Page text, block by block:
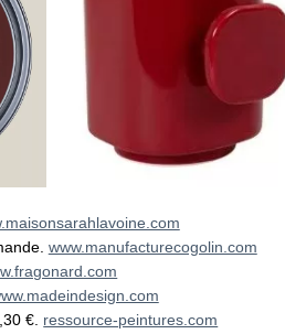
www.manufacturecogolin.com
€. ressource-peintures.com